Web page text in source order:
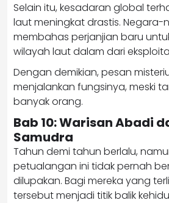
Selain itu, kesadaran global
laut meningkat drastis. Negara-
membahas perjanjian baru
wilayah laut dalam dari
Dengan demikian, pesan
menjalankan fungsinya, meski
banyak orang.
Bab 10: Warisan Abadi
Samudra
Tahun demi tahun berlalu,
petualangan ini tidak pernah
dilupakan. Bagi mereka yang
tersebut menjadi titik balik